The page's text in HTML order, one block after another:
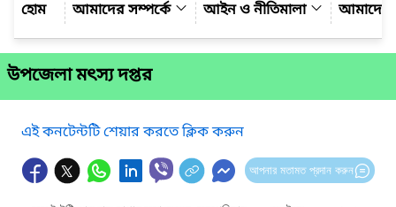
আমাদের সম্পর্কে
আইন ও নীতিমালা আমাদের
উপজেলা মৎস্য দপ্তর
এই কনটেন্টটি শেয়ার করতে ক্লিক করুন
আপনার মতামত প্রদান করুন